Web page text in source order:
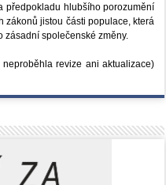
předpokladu hlubšího porozumění
zákonů jistou části populace, která
zásadní společenské změny.
revize ani aktualizace)